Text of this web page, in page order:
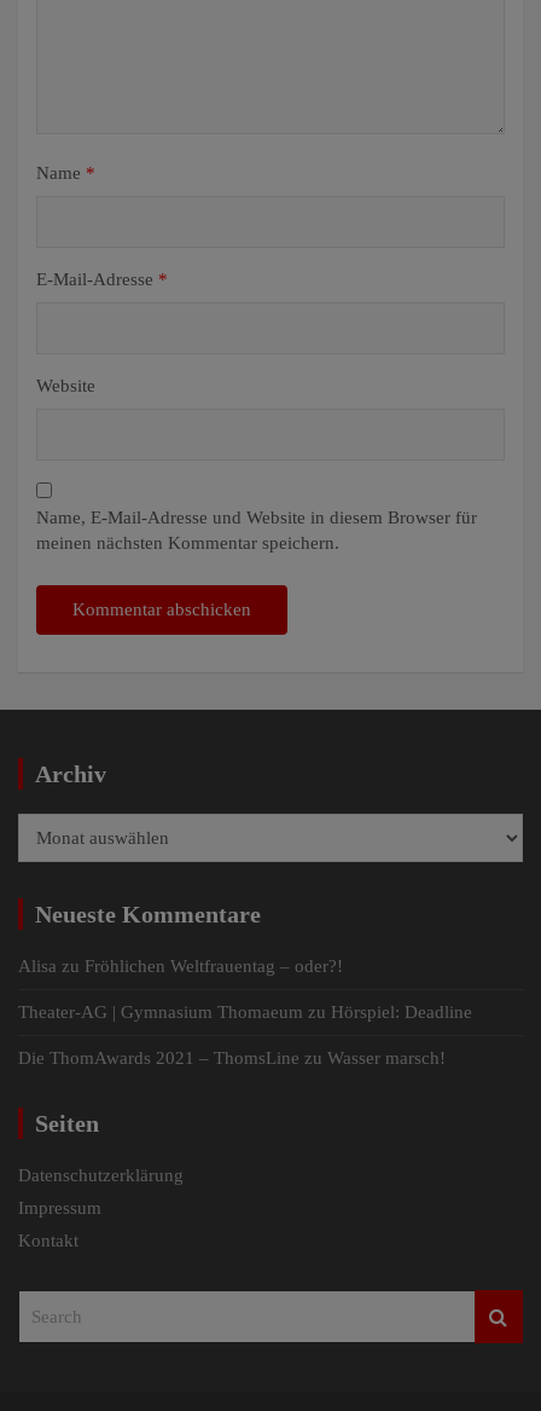
Name *
E-Mail-Adresse *
Website
Name, E-Mail-Adresse und Website in diesem Browser für
meinen nächsten Kommentar speichern.
Archiv
Neueste Kommentare
Alisa zu Fröhlichen Weltfrauentag – oder?!
Theater-AG | Gymnasium Thomaeum zu Hörspiel: Deadline
Die ThomAwards 2021 – ThomsLine zu Wasser marsch!
Seiten
Datenschutzerklärung
Impressum
Kontakt